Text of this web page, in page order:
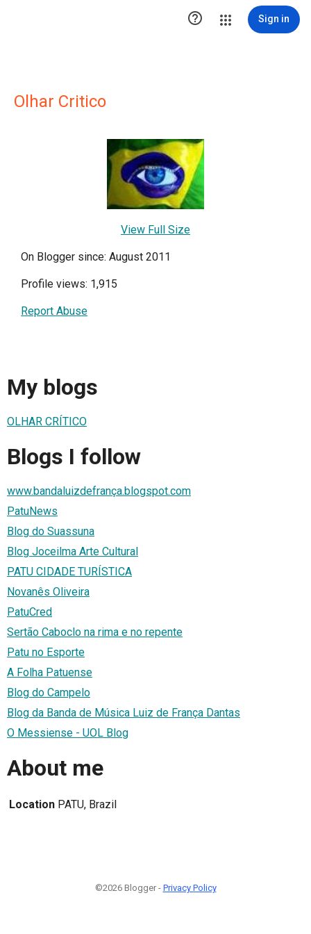
 Sign in
Olhar Critico
View Full Size
On Blogger since: August 2011
Profile views: 1,915
Report Abuse
My blogs
OLHAR CRÍTICO
Blogs I follow
www.bandaluizdefrança.blogspot.com
PatuNews
Blog do Suassuna
Blog Joceilma Arte Cultural
PATU CIDADE TURÍSTICA
Novanês Oliveira
PatuCred
Sertão Caboclo na rima e no repente
Patu no Esporte
A Folha Patuense
Blog do Campelo
Blog da Banda de Música Luiz de França Dantas
O Messiense - UOL Blog
About me
Location PATU, Brazil
©2026 Blogger - Privacy Policy